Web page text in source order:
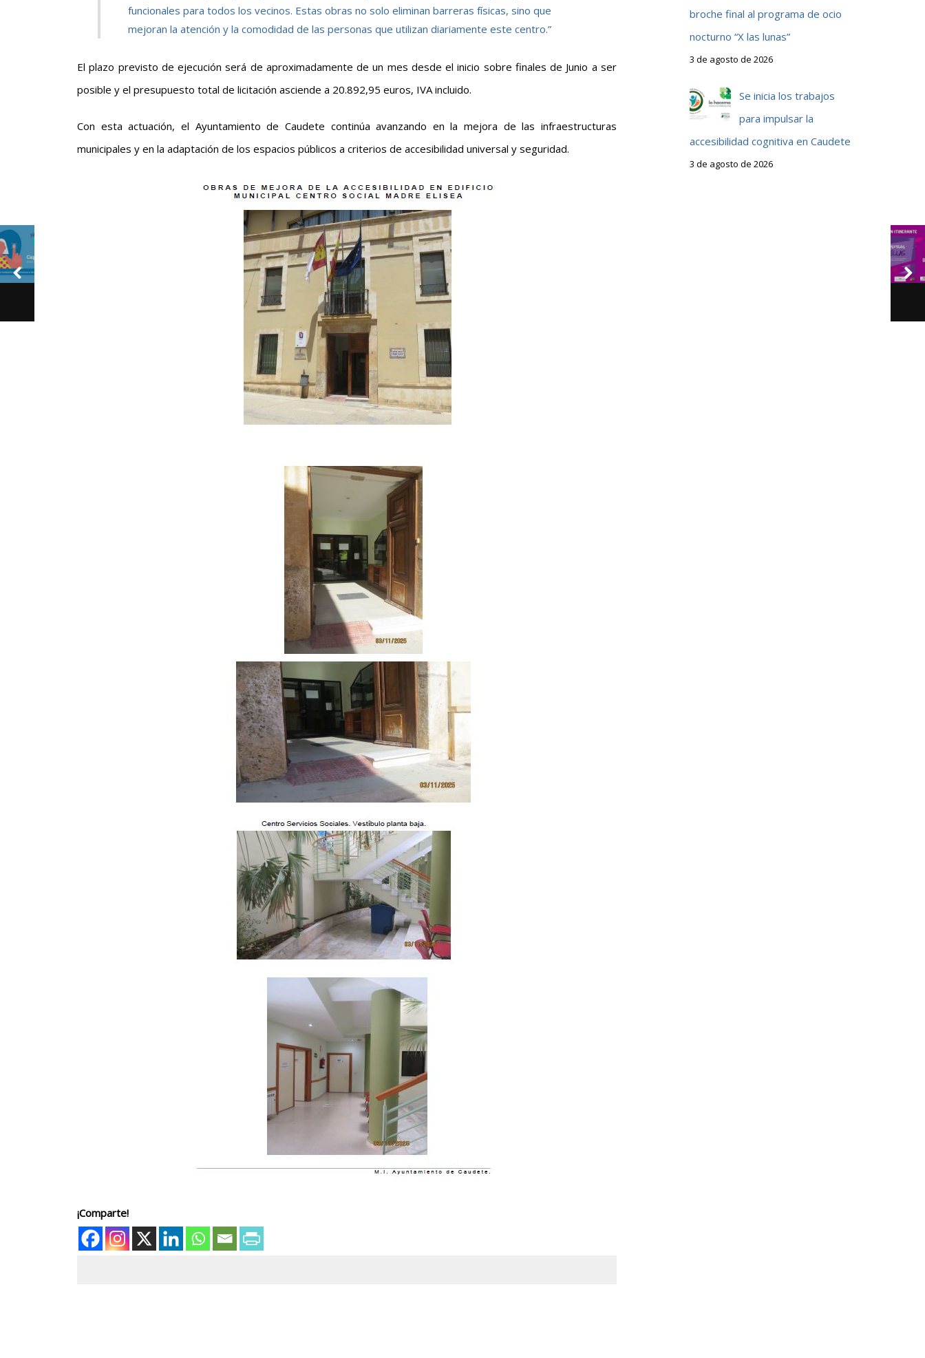
funcionales para todos los vecinos. Estas obras no solo eliminan barreras físicas, sino que
mejoran la atención y la comodidad de las personas que utilizan diariamente este centro.”
El plazo previsto de ejecución será de aproximadamente de un mes desde el inicio sobre finales de Junio a ser
posible y el presupuesto total de licitación asciende a 20.892,95 euros, IVA incluido.
Con esta actuación, el Ayuntamiento de Caudete continúa avanzando en la mejora de las infraestructuras
municipales y en la adaptación de los espacios públicos a criterios de accesibilidad universal y seguridad.
¡Comparte!
broche final al programa de ocio
nocturno “X las lunas”
3 de agosto de 2026
Se inicia los trabajos
para impulsar la
accesibilidad cognitiva en Caudete
3 de agosto de 2026